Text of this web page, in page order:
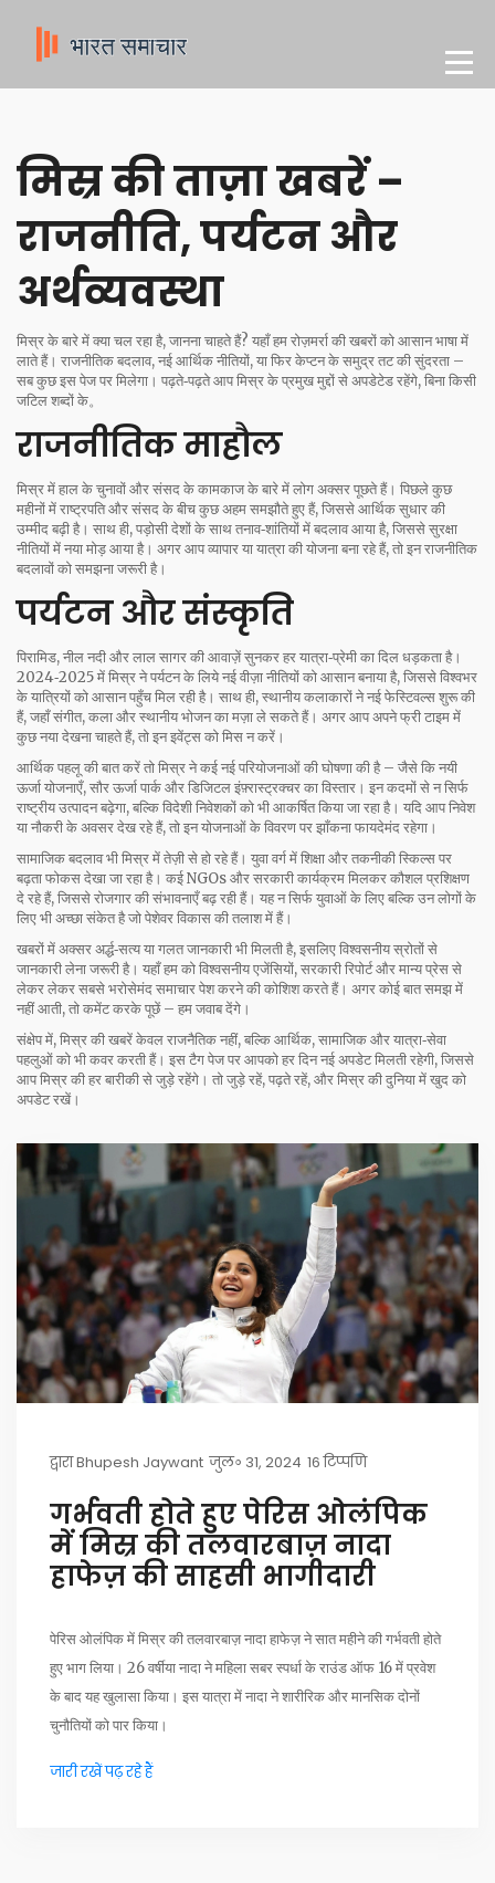
मिस्र की ताज़ा खबरें –
राजनीति, पर्यटन और
अर्थव्यवस्था
मिस्र के बारे में क्या चल रहा है, जानना चाहते हैं? यहाँ हम रोज़मर्रा की खबरों को आसान भाषा में
लाते हैं। राजनीतिक बदलाव, नई आर्थिक नीतियों, या फिर केप्टन के समुद्र तट की सुंदरता –
सब कुछ इस पेज पर मिलेगा। पढ़ते‑पढ़ते आप मिस्र के प्रमुख मुद्दों से अपडेटेड रहेंगे, बिना किसी
जटिल शब्दों के。
राजनीतिक माहौल
मिस्र में हाल के चुनावों और संसद के कामकाज के बारे में लोग अक्सर पूछते हैं। पिछले कुछ
महीनों में राष्ट्रपति और संसद के बीच कुछ अहम समझौते हुए हैं, जिससे आर्थिक सुधार की
उम्मीद बढ़ी है। साथ ही, पड़ोसी देशों के साथ तनाव‑शांतियों में बदलाव आया है, जिससे सुरक्षा
नीतियों में नया मोड़ आया है। अगर आप व्यापार या यात्रा की योजना बना रहे हैं, तो इन राजनीतिक
बदलावों को समझना जरूरी है।
पर्यटन और संस्कृति
पिरामिड, नील नदी और लाल सागर की आवाज़ें सुनकर हर यात्रा‑प्रेमी का दिल धड़कता है।
2024‑2025 में मिस्र ने पर्यटन के लिये नई वीज़ा नीतियों को आसान बनाया है, जिससे विश्वभर
के यात्रियों को आसान पहुँच मिल रही है। साथ ही, स्थानीय कलाकारों ने नई फेस्टिवल्स शुरू की
हैं, जहाँ संगीत, कला और स्थानीय भोजन का मज़ा ले सकते हैं। अगर आप अपने फ्री टाइम में
कुछ नया देखना चाहते हैं, तो इन इवेंट्स को मिस न करें।
आर्थिक पहलू की बात करें तो मिस्र ने कई नई परियोजनाओं की घोषणा की है – जैसे कि नयी
ऊर्जा योजनाएँ, सौर ऊर्जा पार्क और डिजिटल इंफ़्रास्ट्रक्चर का विस्तार। इन कदमों से न सिर्फ
राष्ट्रीय उत्पादन बढ़ेगा, बल्कि विदेशी निवेशकों को भी आकर्षित किया जा रहा है। यदि आप निवेश
या नौकरी के अवसर देख रहे हैं, तो इन योजनाओं के विवरण पर झाँकना फायदेमंद रहेगा।
सामाजिक बदलाव भी मिस्र में तेज़ी से हो रहे हैं। युवा वर्ग में शिक्षा और तकनीकी स्किल्स पर
बढ़ता फोकस देखा जा रहा है। कई NGOs और सरकारी कार्यक्रम मिलकर कौशल प्रशिक्षण
दे रहे हैं, जिससे रोजगार की संभावनाएँ बढ़ रही हैं। यह न सिर्फ युवाओं के लिए बल्कि उन लोगों के
लिए भी अच्छा संकेत है जो पेशेवर विकास की तलाश में हैं।
खबरों में अक्सर अर्द्ध‑सत्य या गलत जानकारी भी मिलती है, इसलिए विश्वसनीय स्रोतों से
जानकारी लेना जरूरी है। यहाँ हम को विश्वसनीय एजेंसियों, सरकारी रिपोर्ट और मान्य प्रेस से
लेकर लेकर सबसे भरोसेमंद समाचार पेश करने की कोशिश करते हैं। अगर कोई बात समझ में
नहीं आती, तो कमेंट करके पूछें – हम जवाब देंगे।
संक्षेप में, मिस्र की खबरें केवल राजनैतिक नहीं, बल्कि आर्थिक, सामाजिक और यात्रा‑सेवा
पहलुओं को भी कवर करती हैं। इस टैग पेज पर आपको हर दिन नई अपडेट मिलती रहेगी, जिससे
आप मिस्र की हर बारीकी से जुड़े रहेंगे। तो जुड़े रहें, पढ़ते रहें, और मिस्र की दुनिया में खुद को
अपडेट रखें।
द्वाराBhupesh Jaywant जुल॰ 31, 2024 16 टिप्पणि
गर्भवती होते हुए पेरिस ओलंपिक
में मिस्र की तलवारबाज़ नादा
हाफेज़ की साहसी भागीदारी
पेरिस ओलंपिक में मिस्र की तलवारबाज़ नादा हाफेज़ ने सात महीने की गर्भवती होते
हुए भाग लिया। 26 वर्षीया नादा ने महिला सबर स्पर्धा के राउंड ऑफ 16 में प्रवेश
के बाद यह खुलासा किया। इस यात्रा में नादा ने शारीरिक और मानसिक दोनों
चुनौतियों को पार किया।
जारी रखें पढ़ रहे हैं